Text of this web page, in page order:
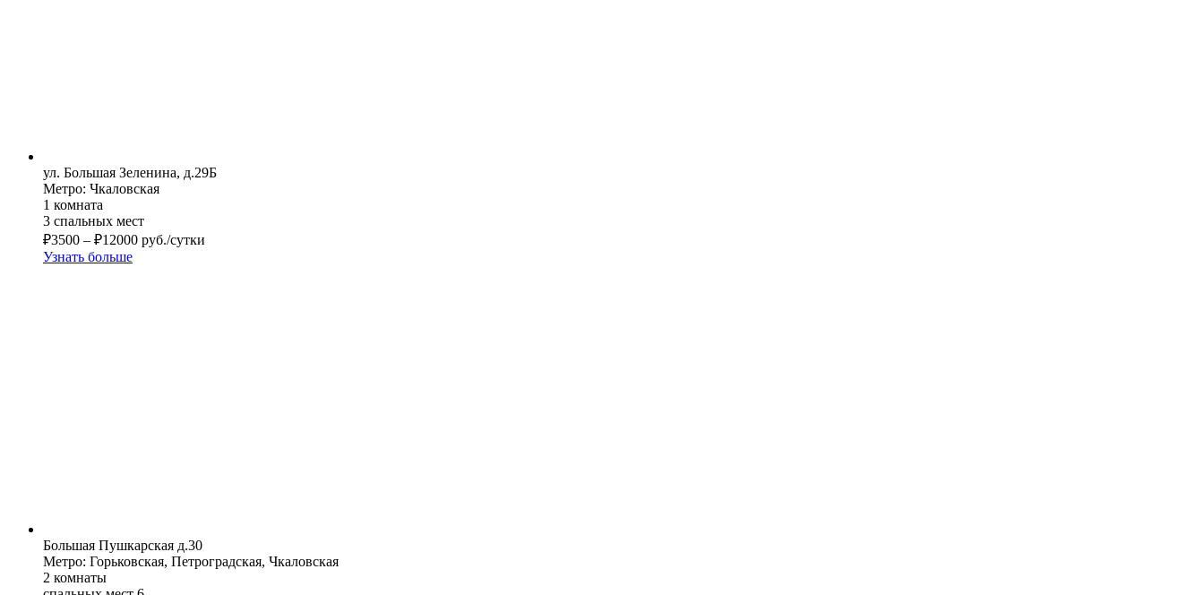
ул. Большая Зеленина, д.29Б
Метро: Чкаловская
1 комната
3 спальных мест
₽3500 – ₽12000 руб./сутки
Узнать больше
Большая Пушкарская д.30
Метро: Горьковская, Петроградская, Чкаловская
2 комнаты